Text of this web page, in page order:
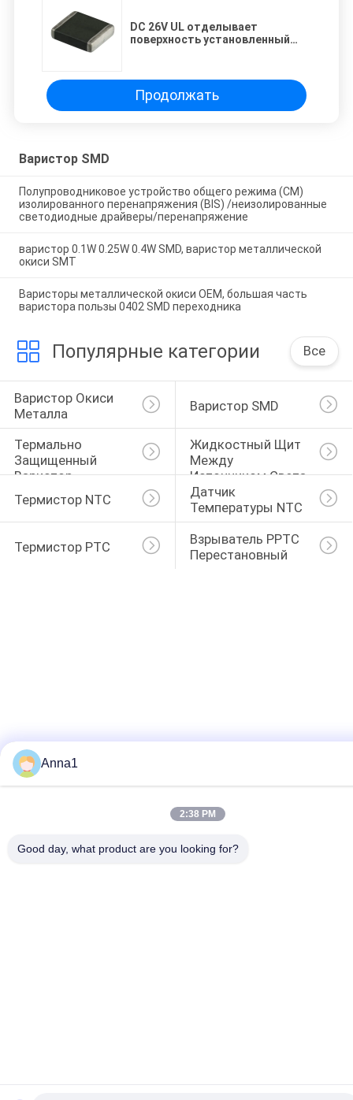
DC 26V UL отделывает
поверхность установленный
Продолжать
Варистор SMD
Полупроводниковое устройство общего режима (CM)
изолированного перенапряжения (BIS) /неизолированные
светодиодные драйверы/перенапряжение
варистор 0.1W 0.25W 0.4W SMD, варистор металлической
окиси SMT
Варисторы металлической окиси OEM, большая часть
варистора пользы 0402 SMD переходника
Популярные категории Все
Варистор Окиси
Металла
Варистор SMD
Термально
Защищенный
Варистор
Жидкостный Щит
Между
Источником Света
И Механизмом
Термистор NTC
Датчик
Температуры NTC
Термистор PTC
Взрыватель PPTC
Перестановный
Anna1
2:38 PM
Good day, what product are you looking for?